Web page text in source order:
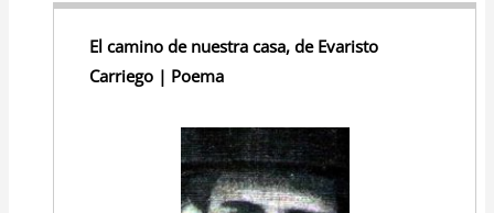
El camino de nuestra casa, de Evaristo
Carriego | Poema